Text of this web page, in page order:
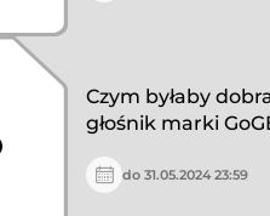
Czym byłaby
głośnik marki
do 31.05.2024 23:59